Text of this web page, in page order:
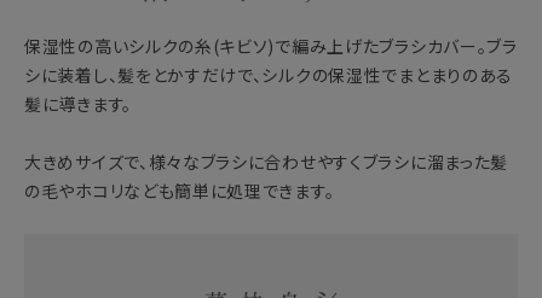
保湿性の高いシルクの糸(キビソ)で編み上げたブラシカバー。ブラ
シに装着し、髪をとかすだけで、シルクの保湿性でまとまりのある
髪に導きます。
大きめサイズで、様々なブラシに合わせやすくブラシに溜まった髪
の毛やホコリなども簡単に処理できます。